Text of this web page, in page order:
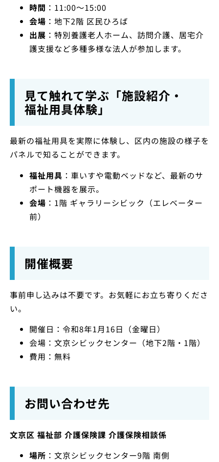
時間 ：11:00～15:00
会場 ：地下2階 区民ひろば
出展 ：特別養護老人ホーム、訪問介護、居宅介
護支援など多種多様な法人が参加します。
見て触れて学ぶ「施設紹介・
福祉用具体験」
最新の福祉用具を実際に体験し、区内の施設の様子を
パネルで知ることができます。
福祉用具 ：車いすや電動ベッドなど、最新のサ
ポート機器を展示。
会場 ：1階 ギャラリーシビック（エレベーター
前）
開催概要
事前申し込みは不要です。お気軽にお立ち寄りくださ
い。
開催日：令和8年1月16日（金曜日）
会場：文京シビックセンター（地下2階・1階）
費用：無料
お問い合わせ先
文京区 福祉部 介護保険課 介護保険相談係
場所 ：文京シビックセンター9階 南側